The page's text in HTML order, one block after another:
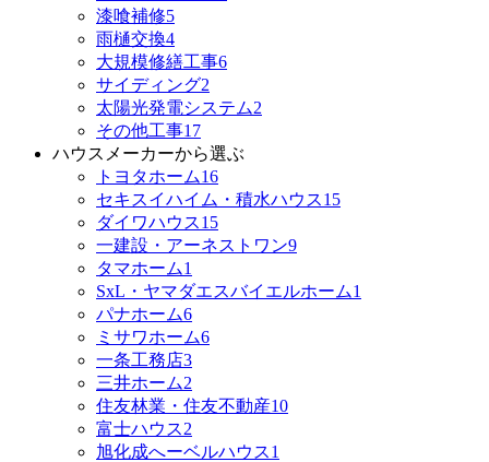
漆喰補修5
雨樋交換4
大規模修繕工事6
サイディング2
太陽光発電システム2
その他工事17
ハウスメーカーから選ぶ
トヨタホーム16
セキスイハイム・積水ハウス15
ダイワハウス15
一建設・アーネストワン9
タマホーム1
SxL・ヤマダエスバイエルホーム1
パナホーム6
ミサワホーム6
一条工務店3
三井ホーム2
住友林業・住友不動産10
富士ハウス2
旭化成へーベルハウス1